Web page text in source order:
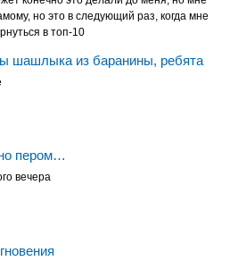
но это в следующий раз, когда мне
в топ-10
шашлыка из баранины, ребята
пером…
вечера